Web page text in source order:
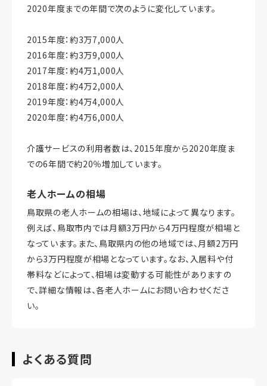
2020年度までの年間で次のように変化しています。
2015年度：約3万7,000人
2016年度：約3万9,000人
2017年度：約4万1,000人
2018年度：約4万2,000人
2019年度：約4万4,000人
2020年度：約4万6,000人
介護サービスの利用者数は、2015年度から2020年度ま
での6年間で約20％増加しています。
老人ホームの相場
鳥取県の老人ホームの相場は、地域によって異なります。
例えば、鳥取市内では月額3万円から4万円程度が相場と
なっています。また、鳥取県内の他の地域では、月額2万円
から3万円程度が相場となっています。なお、入居料や付
帯料などによって、相場は変動する可能性がありますの
で、詳細な情報は、各老人ホームにお問い合わせくださ
い。
よくある質問